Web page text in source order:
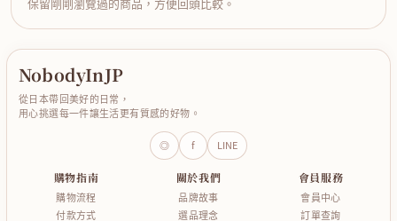
NobodyInJP
從日本帶回美好的日常，
用心挑選每一件讓生活更有質感的好物。
◎ f LINE
購物指南
購物流程
付款方式
關於我們
品牌故事
選品理念
會員服務
會員中心
訂單查詢